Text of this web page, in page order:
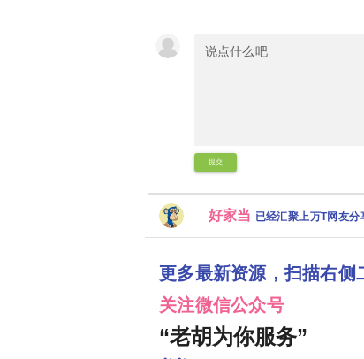
提交
好家当 已经汇聚上万T网友
更多最新资源，扫描右侧
关注微信公众号
“老胡为你服务”